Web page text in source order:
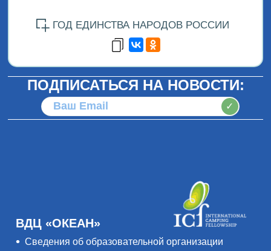
ГОД ЕДИНСТВА НАРОДОВ РОССИИ
ПОДПИСАТЬСЯ НА НОВОСТИ:
✓
ВДЦ «ОКЕАН»
Сведения об образовательной организации